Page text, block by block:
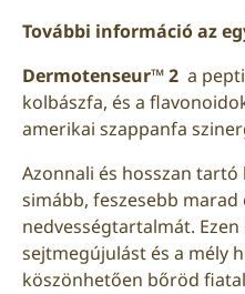
További információ az
Dermotenseur™ 2a
kolbászfa, és a
amerikai szappanfa
Azonnali és hosszan
simább, feszesebb
nedvességtartalmát.
sejtmegújulást és a mély
köszönhetően bőröd